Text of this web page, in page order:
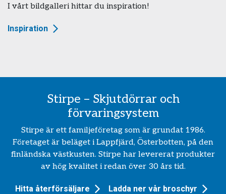
I vårt bildgalleri hittar du inspiration!
Inspiration
Stirpe – Skjutdörrar och
förvaringsystem
Stirpe är ett familjeföretag som är grundat 1986.
Företaget är beläget i Lappfjärd, Österbotten, på den
finländska västkusten. Stirpe har levererat produkter
av hög kvalitet i redan över 30 års tid.
Hitta återförsäljare Ladda ner vår broschyr